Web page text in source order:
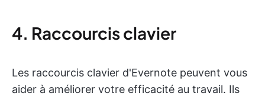
4. Raccourcis clavier
Les raccourcis clavier d'Evernote peuvent vous
aider à améliorer votre efficacité au travail. Ils